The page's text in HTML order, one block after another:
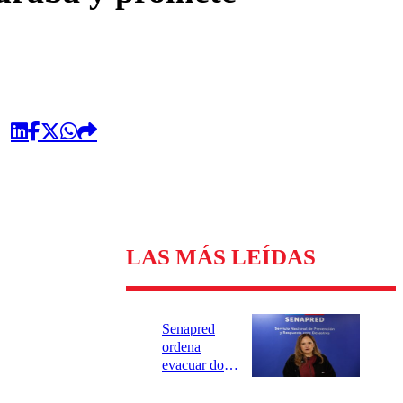
LAS MÁS LEÍDAS
Senapred
ordena
evacuar dos